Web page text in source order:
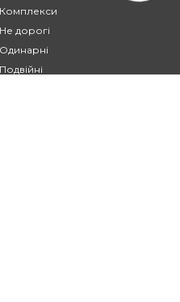
Комплекси
Не дорогі
Одинарні
Подвійні